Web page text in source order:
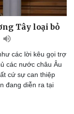
Tây loại bỏ
các lời kêu gọi trợ
các nước châu Âu
cứ sự can thiệp
đang diễn ra tại